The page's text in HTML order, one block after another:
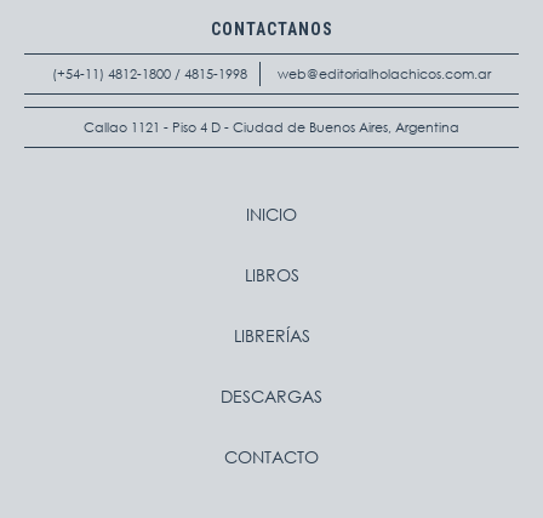
CONTACTANOS
(+54-11) 4812-1800 / 4815-1998 web@editorialholachicos.com.ar
Callao 1121 - Piso 4 D - Ciudad de Buenos Aires, Argentina
INICIO
LIBROS
LIBRERÍAS
DESCARGAS
CONTACTO